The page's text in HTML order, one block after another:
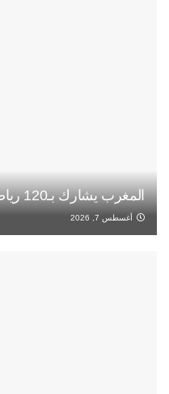
المغرب يشارك بـ120 رياضيا في دورة تارانتو 2026
أغسطس 7, 2026